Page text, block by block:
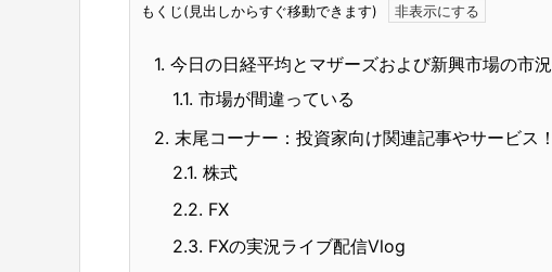
もくじ(見出しからすぐ移動できます)
1. 今日の日経平均とマザーズおよび新興市場の市況
1.1. 市場が間違っている
2. 末尾コーナー：投資家向け関連記事やサービス！
2.1. 株式
2.2. FX
2.3. FXの実況ライブ配信Vlog